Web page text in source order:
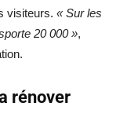
visiteurs. « Sur les
20 000 »,
rénover